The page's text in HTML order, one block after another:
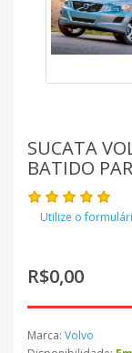
SUCATA
BATIDO
Utilize o
R$0,00
Marca: Volvo